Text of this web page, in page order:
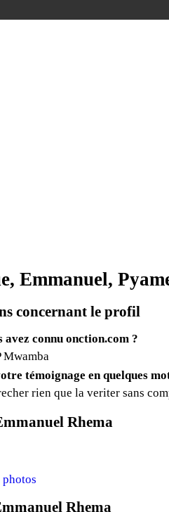
Emmanuel,
concernant le profil
avez connu onction.com ?
Mwamba
témoignage en quelques
rien que la veriter sans
Rhema
Rhema